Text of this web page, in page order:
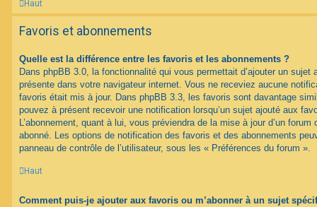
Haut
Favoris et abonnements
Quelle est la différence entre les favoris et les abonnements ?
Dans phpBB 3.0, la fonctionnalité qui vous permettait d’ajouter un
présente dans votre navigateur internet. Vous ne receviez aucune
favoris était mis à jour. Dans phpBB 3.3, les favoris sont davantage
pouvez à présent recevoir une notification lorsqu’un sujet ajouté aux
L’abonnement, quant à lui, vous préviendra de la mise à jour d’un forum
abonné. Les options de notification des favoris et des abonnements
panneau de contrôle de l’utilisateur, sous les « Préférences du forum ».
Haut
Comment puis-je ajouter aux favoris ou m’abonner à un sujet